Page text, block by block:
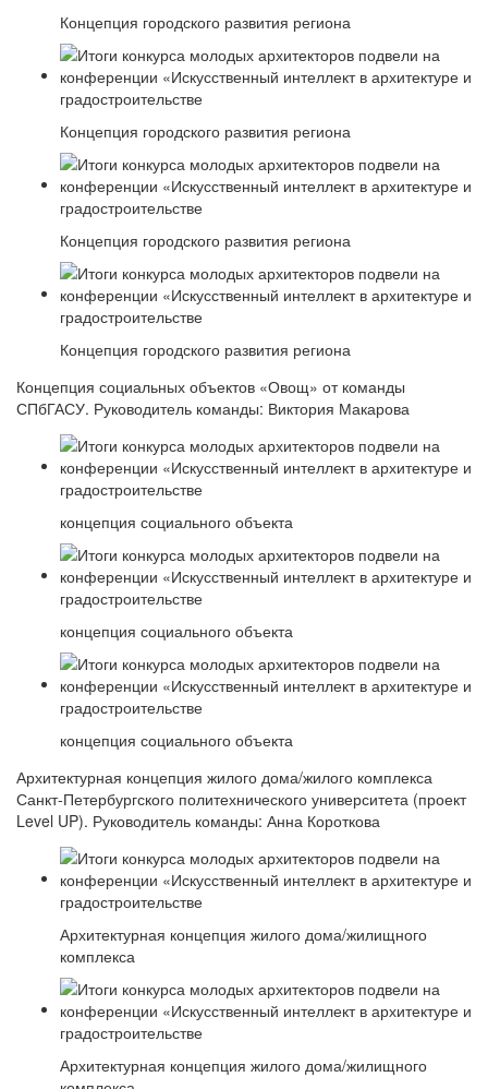
Концепция городского развития региона
Концепция городского развития региона
Концепция городского развития региона
Концепция городского развития региона
Концепция социальных объектов «Овощ» от команды
СПбГАСУ. Руководитель команды: Виктория Макарова
концепция социального объекта
концепция социального объекта
концепция социального объекта
Архитектурная концепция жилого дома/жилого комплекса
Санкт-Петербургского политехнического университета (проект
Level UP). Руководитель команды: Анна Короткова
Архитектурная концепция жилого дома/жилищного
комплекса
Архитектурная концепция жилого дома/жилищного